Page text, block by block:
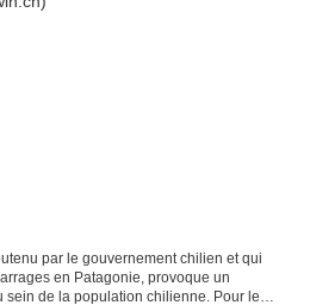
par le gouvernement chilien et qui
en Patagonie, provoque un
sein de la population chilienne. Pour le